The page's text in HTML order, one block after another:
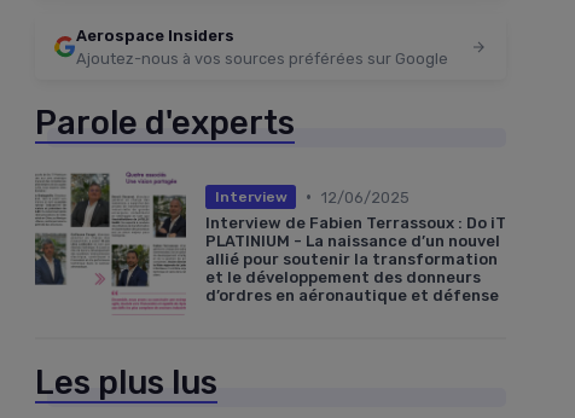
Aerospace Insiders
Ajoutez-nous à vos sources préférées sur Google
Parole d'experts
Interview • 12/06/2025
Interview de Fabien Terrassoux : Do iT
PLATINIUM - La naissance d’un nouvel
allié pour soutenir la transformation
et le développement des donneurs
d’ordres en aéronautique et défense
Les plus lus